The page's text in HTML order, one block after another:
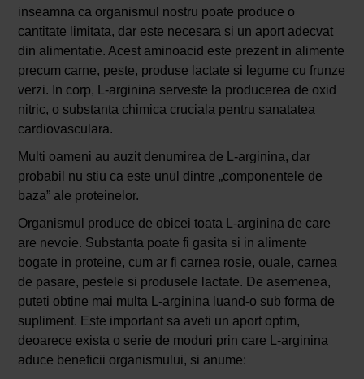
inseamna ca organismul nostru poate produce o
cantitate limitata, dar este necesara si un aport adecvat
din alimentatie. Acest aminoacid este prezent in alimente
precum carne, peste, produse lactate si legume cu frunze
verzi. In corp, L-arginina serveste la producerea de oxid
nitric, o substanta chimica cruciala pentru sanatatea
cardiovasculara.
Multi oameni au auzit denumirea de L-arginina, dar
probabil nu stiu ca este unul dintre „componentele de
baza” ale proteinelor.
Organismul produce de obicei toata L-arginina de care
are nevoie. Substanta poate fi gasita si in alimente
bogate in proteine, cum ar fi carnea rosie, ouale, carnea
de pasare, pestele si produsele lactate. De asemenea,
puteti obtine mai multa L-arginina luand-o sub forma de
supliment. Este important sa aveti un aport optim,
deoarece exista o serie de moduri prin care L-arginina
aduce beneficii organismului, si anume: